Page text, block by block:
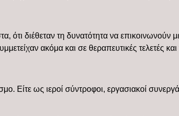
ότι διέθεταν τη δυνατότητα να
ακόμα και σε θεραπευτικές τελετές και
Είτε ως ιεροί σύντροφοι, εργασιακοί